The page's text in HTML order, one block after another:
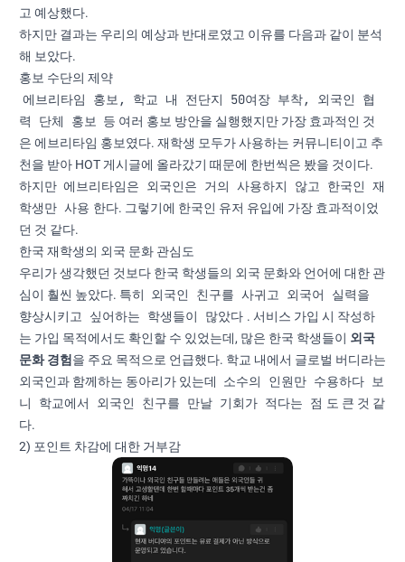
고 예상했다.
하지만 결과는 우리의 예상과 반대로였고 이유를 다음과 같이 분석
해 보았다.
홍보 수단의 제약
에브리타임 홍보, 학교 내 전단지 50여장 부착, 외국인 협
력 단체 홍보 등 여러 홍보 방안을 실행했지만 가장 효과적인 것
은 에브리타임 홍보였다. 재학생 모두가 사용하는 커뮤니티이고 추
천을 받아 HOT 게시글에 올라갔기 때문에 한번씩은 봤을 것이다.
하지만 에브리타임은 외국인은 거의 사용하지 않고 한국인 재
학생만 사용 한다. 그렇기에 한국인 유저 유입에 가장 효과적이었
던 것 같다.
한국 재학생의 외국 문화 관심도
우리가 생각했던 것보다 한국 학생들의 외국 문화와 언어에 대한 관
심이 훨씬 높았다. 특히
외국인 친구를 사귀고 외국어 실력을
향상시키고 싶어하는 학생들이 많았다 . 서비스 가입 시 작성하
는 가입 목적에서도 확인할 수 있었는데, 많은 한국 학생들이 외국
문화 경험을 주요 목적으로 언급했다. 학교 내에서 글로벌 버디라는
외국인과 함께하는 동아리가 있는데
소수의 인원만 수용하다 보
니 학교에서 외국인 친구를 만날 기회가 적다는 점 도 큰 것 같
다.
2) 포인트 차감에 대한 거부감